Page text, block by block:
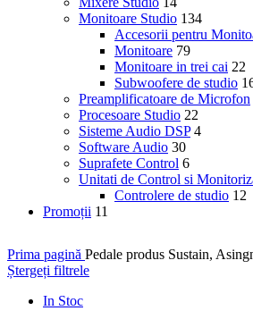
Monitoare Studio 134
Accesorii pentru
Monitoare 79
Monitoare in trei cai 22
Subwoofere de studio
Preamplificatoare de Microfon
Procesoare Studio 22
Sisteme Audio DSP 4
Software Audio 30
Suprafete Control 6
Unitati de Control si
Controlere de studio 12
Promoții 11
Prima pagină Pedale produs Sustain,
Ștergeți filtrele
In Stoc